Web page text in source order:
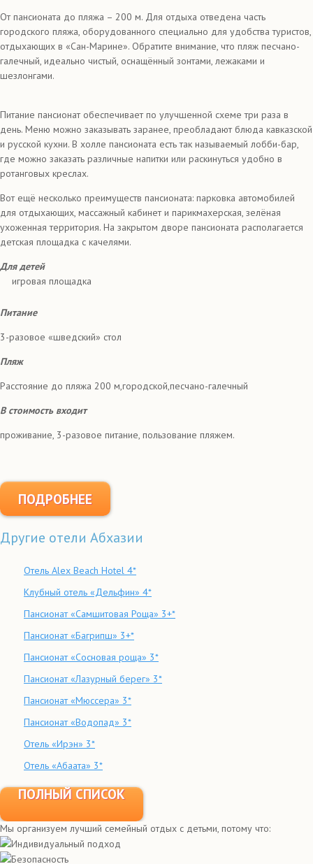
От пансионата до пляжа – 200 м. Для отдыха отведена часть
городского пляжа, оборудованного специально для удобства туристов,
отдыхающих в «Сан-Марине». Обратите внимание, что пляж песчано-
галечный, идеально чистый, оснащённый зонтами, лежаками и
шезлонгами.
Питание пансионат обеспечивает по улучшенной схеме три раза в
день. Меню можно заказывать заранее, преобладают блюда кавказской
и русской кухни. В холле пансионата есть так называемый лобби-бар,
где можно заказать различные напитки или раскинуться удобно в
ротанговых креслах.
Вот ещё несколько преимуществ пансионата: парковка автомобилей
для отдыхающих, массажный кабинет и парикмахерская, зелёная
ухоженная территория. На закрытом дворе пансионата располагается
детская площадка с качелями.
Для детей
игровая площадка
Питание
3-разовое «шведский» стол
Пляж
Расстояние до пляжа 200 м,городской,песчано-галечный
В стоимость входит
проживание, 3-разовое питание, пользование пляжем.
ПОДРОБНЕЕ
Другие отели Абхазии
Отель Alex Beach Hotel 4*
Клубный отель «Дельфин» 4*
Пансионат «Самшитовая Роща» 3+*
Пансионат «Багрипш» 3+*
Пансионат «Сосновая роща» 3*
Пансионат «Лазурный берег» 3*
Пансионат «Мюссера» 3*
Пансионат «Водопад» 3*
Отель «Ирэн» 3*
Отель «Абаата» 3*
ПОЛНЫЙ СПИСОК
Мы организуем лучший семейный отдых с детьми, потому что:
Индивидуальный подход
Безопасность